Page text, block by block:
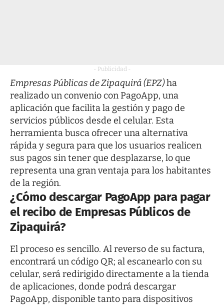
- Publicidad -
Empresas Públicas de Zipaquirá (EPZ)ha
realizado un convenio con PagoApp, una
aplicación que facilita la gestión y pago de
servicios públicos desde el celular. Esta
herramienta busca ofrecer una alternativa
rápida y segura para que los usuarios realicen
sus pagos sin tener que desplazarse, lo que
representa una gran ventaja para los habitantes
de la región.
¿Cómo descargar PagoApp para pagar
el recibo de Empresas Públicos de
Zipaquirá?
El proceso es sencillo. Al reverso de su factura,
encontrará un código QR; al escanearlo con su
celular, será redirigido directamente a la tienda
de aplicaciones, donde podrá descargar
PagoApp, disponible tanto para dispositivos